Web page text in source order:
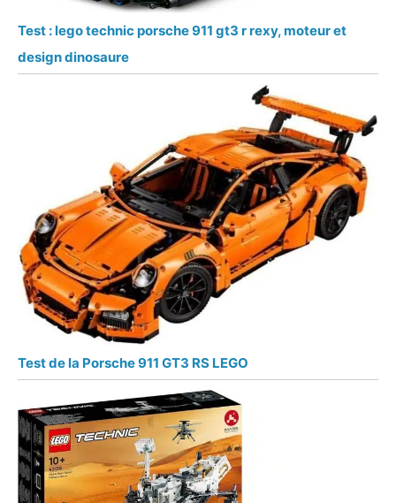
Test : lego technic porsche 911 gt3 r rexy, moteur et
design dinosaure
Test de la Porsche 911 GT3 RS LEGO